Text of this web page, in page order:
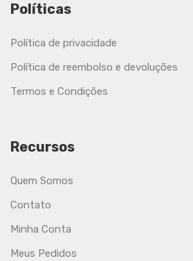
Políticas
Política de privacidade
Política de reembolso e devoluções
Termos e Condições
Recursos
Quem Somos
Contato
Minha Conta
Meus Pedidos